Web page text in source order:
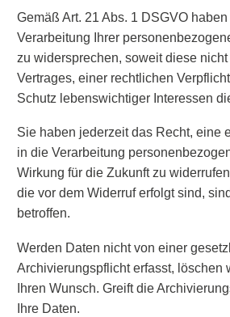
Gemäß Art. 21 Abs. 1 DSGVO
Verarbeitung Ihrer
zu widersprechen, soweit diese
Vertrages, einer rechtlichen
Schutz lebenswichtiger Interessen
Sie haben jederzeit das Recht, eine
in die Verarbeitung
Wirkung für die Zukunft zu
die vor dem Widerruf erfolgt sind,
betroffen.
Werden Daten nicht von einer
Archivierungspflicht erfasst, löschen
Ihren Wunsch. Greift die
Ihre Daten.